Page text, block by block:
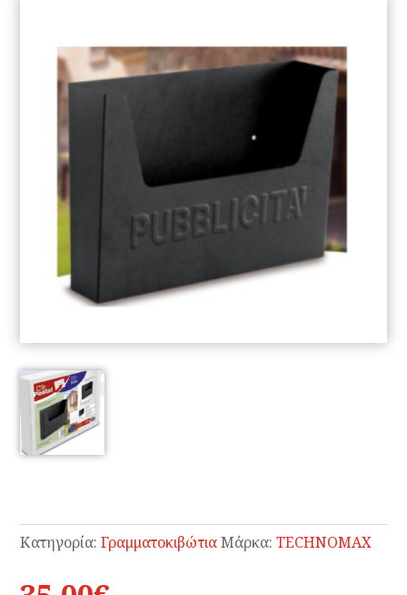
Κατηγορία:Γραμματοκιβώτια Μάρκα:TECHNOMAX